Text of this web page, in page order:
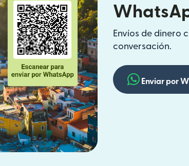
Envíos de dinero
conversación.
Enviar por